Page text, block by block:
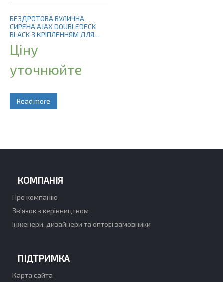
БЕЗДРОТОВА ВУЛИЧНА
СИРЕНА AJAX DOUBLEDECK
BLACK З КРІПЛЕННЯМ ДЛЯ
ПАНЕЛІ
Ціну
уточнюйте
Read more
КОМПАНІЯ
Про компанію
Зв'язок з керівництвом
Інженери, дизайнери та оптові замовники
ПІДТРИМКА
Карта сайта